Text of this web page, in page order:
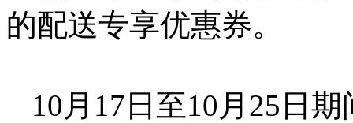
的配送专享优惠券。
10月17日至10月25日